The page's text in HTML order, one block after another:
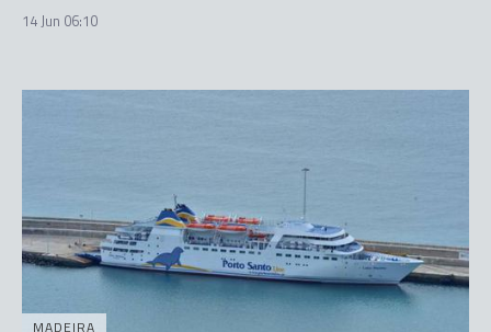
14 Jun 06:10
MADEIRA